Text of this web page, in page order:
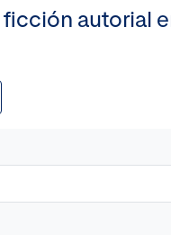
autorial